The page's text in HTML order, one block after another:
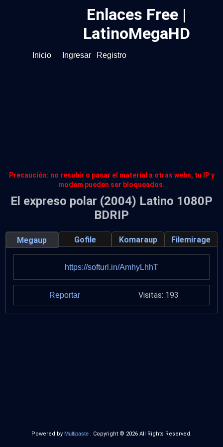
Enlaces Free |
LatinoMegaHD
Inicio Ingresar Registro
Precaución: no resubir o pasar el material a otras webs, tu IP y
modem pueden ser bloqueados.
El expreso polar (2004) Latino 1080P
BDRIP
Megaup Gofile Komaraup Filemirage
https://softurl.in/AmhyLhhT
Reportar Visitas: 193
Powered by Multipaste . Copyright © 2026 All Rights Reserved.